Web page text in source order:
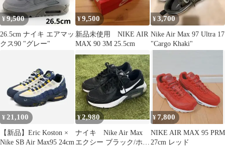
¥9,500
26.5cm ナイキ エアマッ
クス90 "グレー"
¥9,500
新品未使用 NIKE AIR
MAX 90 3M 25.5cm
¥3,700
Nike Air Max 97 Ultra 17
"Cargo Khaki"
¥21,100
【新品】Eric Koston ×
Nike SB Air Max95 24cm
¥2,980
ナイキ Nike Air Max
エクシー ブラック/ホワ
¥7,800
NIKE AIR MAX 95 PRM
27cm レッド